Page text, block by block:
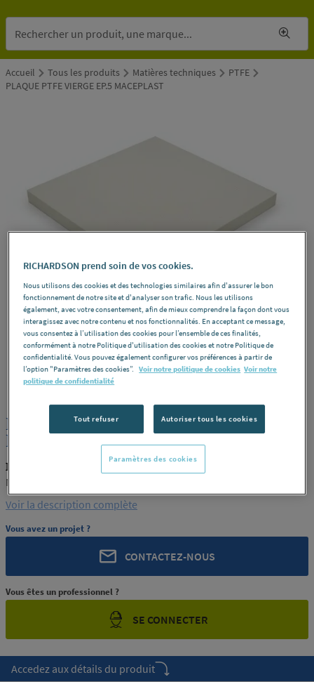
Accueil Tous les produits Matières techniques
PTFE
PLAQUE PTFE VIERGE EP.5 MACEPLAST
MACEPLAST REF : 15053
PLAQUE PTFE VIERGE EP.5
MACEPLAST
MACEPLAST MACEPLAST 23
MACEPLAST
Voir la description complète
Vous avez un projet ?
CONTACTEZ-NOUS
Vous êtes un professionnel ?
SE CONNECTER
Accedez aux détails du produit
RICHARDSON prend soin de vos cookies.
Nous utilisons des cookies et des technologies similaires afin d'assurer le bon
fonctionnement de notre site et d'analyser son trafic. Nous les utilisons
également, avec votre consentement, afin de mieux comprendre la façon dont vous
interagissez avec notre contenu et nos fonctionnalités. En acceptant ce message,
vous consentez à l’utilisation des cookies pour l’ensemble de ces finalités,
conformément à notre Politique d'utilisation des cookies et notre Politique de
confidentialité. Vous pouvez également configurer vos préférences à partir de
l’option "Paramètres des cookies”. Voir notre politique de cookies Voir notre
politique de confidentialité
Tout refuser Autoriser tous les cookies
Paramètres des cookies